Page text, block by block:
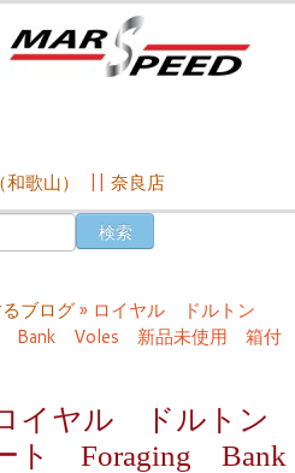
歌山） 奈良店
ブログ» ロイヤル ドルトン
Bank Voles 新品未使用 箱付
イヤル ドルトン
ト Foraging